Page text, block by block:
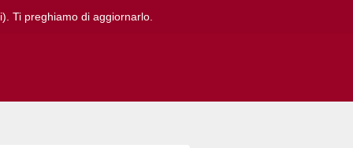
Ti preghiamo di aggiornarlo.